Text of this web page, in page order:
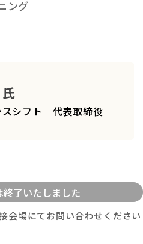
ング
スシフト 代表取締役
会場にてお問い合わせください